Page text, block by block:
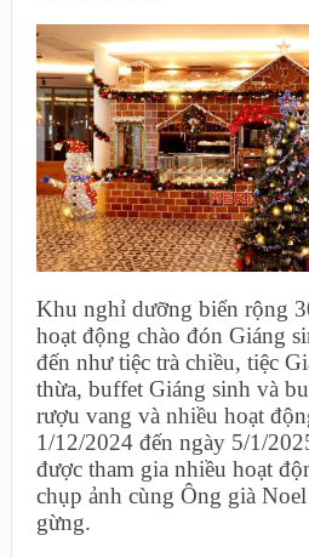
Khu nghỉ dưỡng biển rộng
hoạt động chào đón Giáng
đến như tiệc trà chiều, tiệc
thừa, buffet Giáng sinh và
rượu vang và nhiều hoạt
1/12/2024 đến ngày 5/1/
được tham gia nhiều hoạt
chụp ảnh cùng Ông già
gừng.